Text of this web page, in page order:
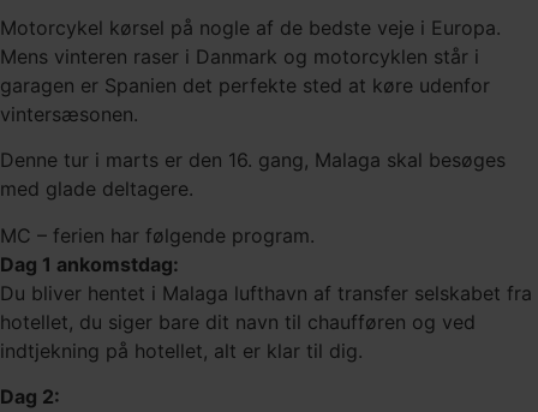
Motorcykel kørsel på nogle af de bedste veje i Europa.
Mens vinteren raser i Danmark og motorcyklen står i
garagen er Spanien det perfekte sted at køre udenfor
vintersæsonen.
Denne tur i marts er den 16. gang, Malaga skal besøges
med glade deltagere.
MC – ferien har følgende program.
Dag 1 ankomstdag:
Du bliver hentet i Malaga lufthavn af transfer selskabet fra
hotellet, du siger bare dit navn til chaufføren og ved
indtjekning på hotellet, alt er klar til dig.
Dag 2: